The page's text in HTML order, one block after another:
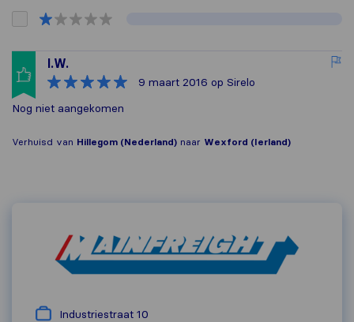
I.W.
9 maart 2016 op Sirelo
Nog niet aangekomen
Verhuisd van Hillegom (Nederland) naar Wexford (Ierland)
Industriestraat 10